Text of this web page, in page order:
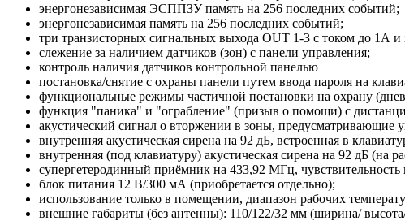
энергонезависимая ЭСППЗУ память на 256 последних событий;
энергонезависимая память на 256 последних событий;
три транзисторных сигнальных выхода OUT 1-3 с током до 1А и
слежение за наличием датчиков (зон) с панели управления;
контроль наличия датчиков контрольной панелью
постановка/снятие с охраны панели путем ввода пароля на
функциональные режимы частичной постановки на охрану
функция "паника" и "ограбление" (призыв о помощи) с
акустический сигнал о вторжении в зоны, предусматривающие
внутренняя акустическая сирена на 92 дБ, встроенная в
внутренняя (под клавиатуру) акустическая сирена на 92 дБ (на
супергетеродинный приёмник на 433,92 МГц,
блок питания 12 В/300 мА (приобретается отдельно);
использование только в помещении, диапазон рабочих
внешние габариты (без антенны): 110/122/32 мм (ширина/